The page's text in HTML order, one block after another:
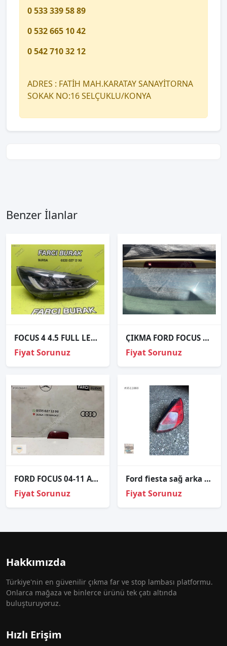
0 533 339 58 89
0 532 665 10 42
0 542 710 32 12
ADRES : FATİH MAH.KARATAY SANAYİTORNA
SOKAK NO:16 SELÇUKLU/KONYA
Benzer İlanlar
FOCUS 4 4.5 FULL LED SAĞ FAR ORJİNAL 2022-2025 NX7B-13E014-CF
Fiyat Sorunuz
ÇIKMA FORD FOCUS 1 3.STOP BAGAJ STOP
Fiyat Sorunuz
FORD FOCUS 04-11 ARKA TAMPON REFLEKTÖR ORJNAL
Fiyat Sorunuz
Ford fiesta sağ arka stop çıkma
Fiyat Sorunuz
Hakkımızda
Türkiye'nin en güvenilir çıkma far ve stop lambası platformu.
Onlarca mağaza ve binlerce ürünü tek çatı altında
buluşturuyoruz.
Hızlı Erişim